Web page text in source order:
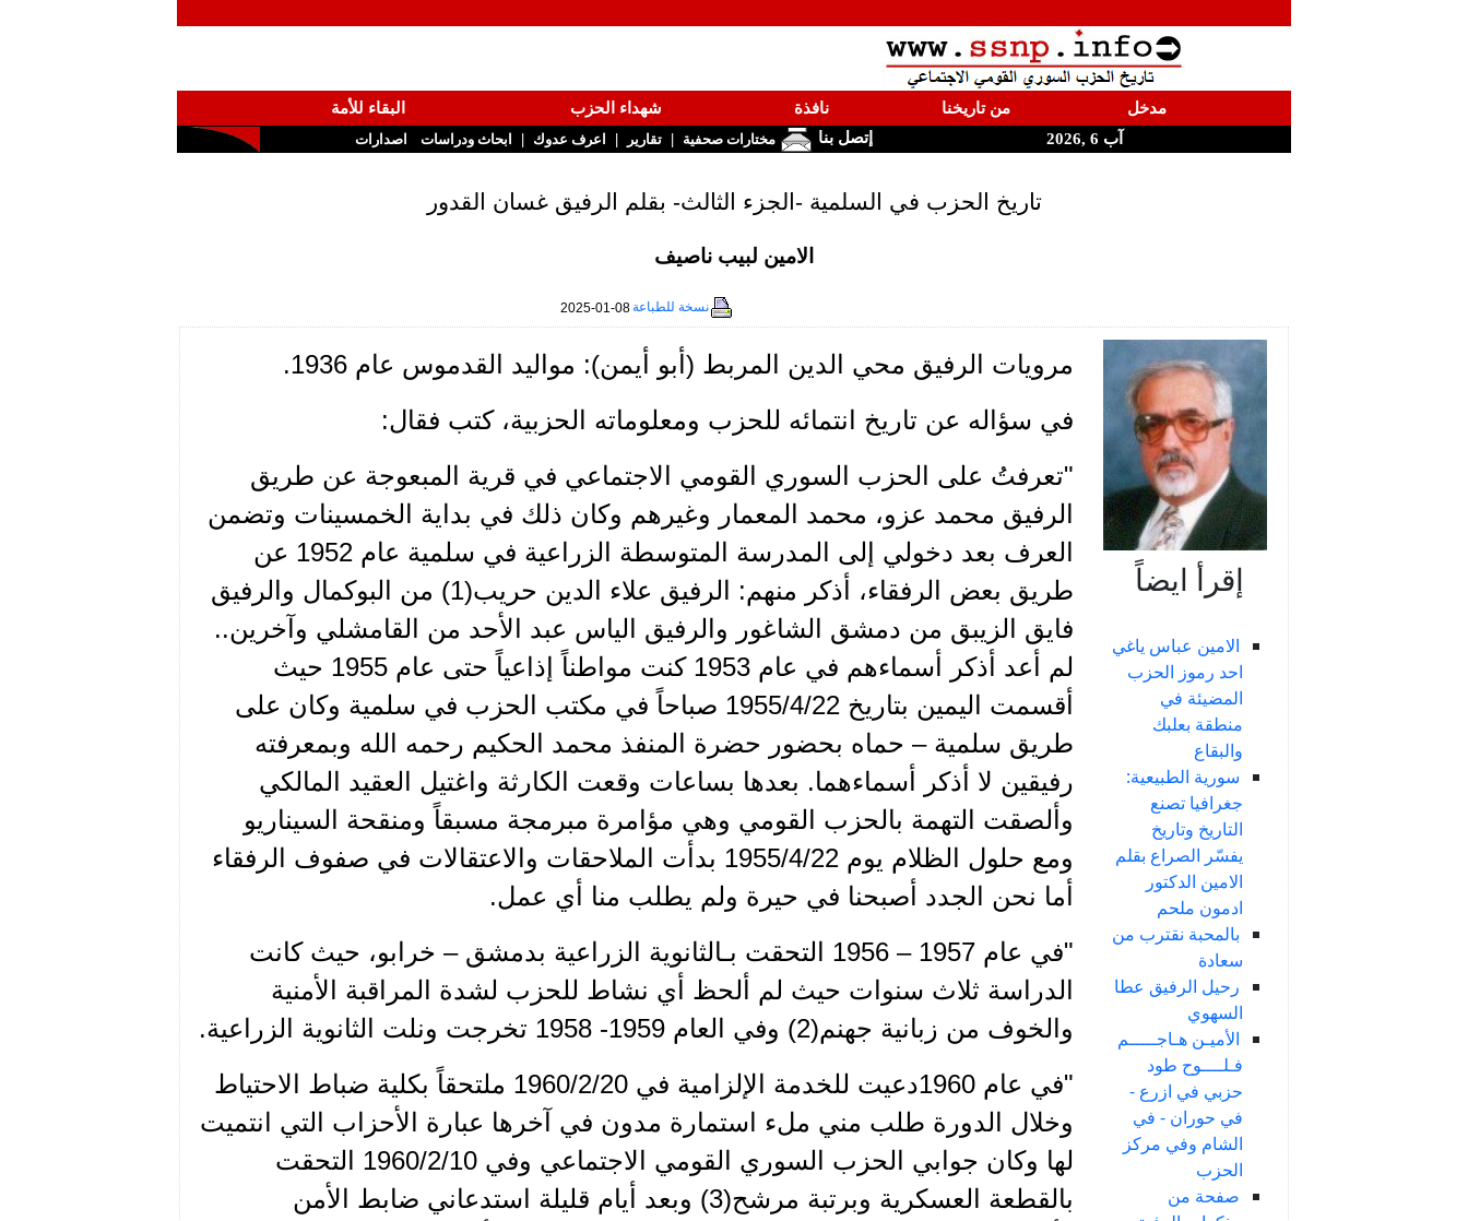
مدخل من تاريخنا نافذة شهداء الحزب
البقاء للأمة
آب 6 ,2026
إتصل بنا مختارات صحفية | تقارير | اعرف عدوك | ابحاث ودراسات اصدارات
تاريخ الحزب في السلمية -الجزء الثالث- بقلم الرفيق غسان القدور
الامين لبيب ناصيف
نسخة للطباعة2025-01-08
إقرأ ايضاً
الامين عباس ياغي
احد رموز الحزب
المضيئة في
منطقة بعلبك
والبقاع
سورية الطبيعية:
جغرافيا تصنع
التاريخ وتاريخ
يفسّر الصراع بقلم
الامين الدكتور
ادمون ملحم
بالمحبة نقترب من
سعادة
رحيل الرفيق عطا
السهوي
الأميـن هـاجـــــم
فـلــــوح طود
حزبي في ازرع -
في حوران - في
الشام وفي مركز
الحزب
صفحة من
مرويات الرفيق محي الدين المربط (أبو أيمن): مواليد القدموس عام 1936.
في سؤاله عن تاريخ انتمائه للحزب ومعلوماته الحزبية، كتب فقال:
"تعرفتُ على الحزب السوري القومي الاجتماعي في قرية المبعوجة عن طريق
الرفيق محمد عزو، محمد المعمار وغيرهم وكان ذلك في بداية الخمسينات وتضمن
العرف بعد دخولي إلى المدرسة المتوسطة الزراعية في سلمية عام 1952 عن
طريق بعض الرفقاء، أذكر منهم: الرفيق علاء الدين حريب(1) من البوكمال والرفيق
فايق الزيبق من دمشق الشاغور والرفيق الياس عبد الأحد من القامشلي وآخرين..
لم أعد أذكر أسماءهم في عام 1953 كنت مواطناً إذاعياً حتى عام 1955 حيث
أقسمت اليمين بتاريخ 1955/4/22 صباحاً في مكتب الحزب في سلمية وكان على
طريق سلمية – حماه بحضور حضرة المنفذ محمد الحكيم رحمه الله وبمعرفته
رفيقين لا أذكر أسماءهما. بعدها بساعات وقعت الكارثة واغتيل العقيد المالكي
وألصقت التهمة بالحزب القومي وهي مؤامرة مبرمجة مسبقاً ومنقحة السيناريو
ومع حلول الظلام يوم 1955/4/22 بدأت الملاحقات والاعتقالات في صفوف الرفقاء
أما نحن الجدد أصبحنا في حيرة ولم يطلب منا أي عمل.
"في عام 1957 – 1956 التحقت بـالثانوية الزراعية بدمشق – خرابو، حيث كانت
الدراسة ثلاث سنوات حيث لم ألحظ أي نشاط للحزب لشدة المراقبة الأمنية
والخوف من زبانية جهنم(2) وفي العام 1959- 1958 تخرجت ونلت الثانوية الزراعية.
"في عام 1960دعيت للخدمة الإلزامية في 1960/2/20 ملتحقاً بكلية ضباط الاحتياط
وخلال الدورة طلب مني ملء استمارة مدون في آخرها عبارة الأحزاب التي انتميت
لها وكان جوابي الحزب السوري القومي الاجتماعي وفي 1960/2/10 التحقت
بالقطعة العسكرية وبرتبة مرشح(3) وبعد أيام قليلة استدعاني ضابط الأمن